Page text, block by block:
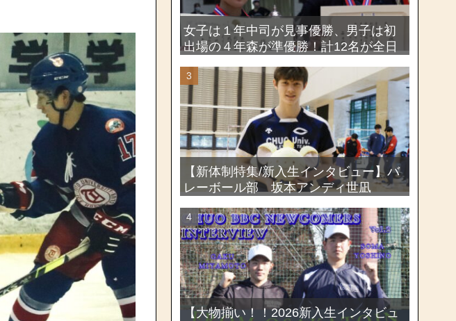
女子は１年中司が見事優勝、男子は初
出場の４年森が準優勝！計12名が全日
剣道選手権大会・第72回関東学生剣道
選手権大会
【新体制特集/新入生インタビュー】バ
レーボール部 坂本アンディ世凪
【大物揃い！！2026新入生インタビュ